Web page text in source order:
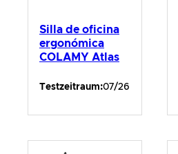
Silla de oficina
ergonómica
COLAMY Atlas
Testzeitraum:07/26